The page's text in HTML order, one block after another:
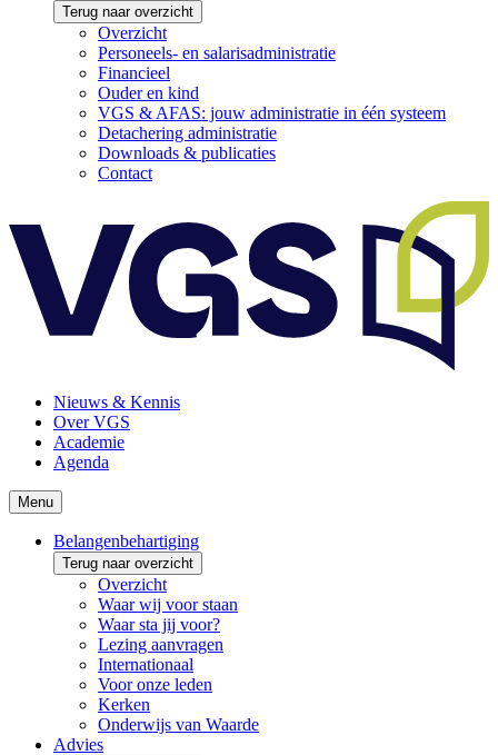
Terug naar overzicht
Overzicht
Personeels- en salarisadministratie
Financieel
Ouder en kind
VGS & AFAS: jouw administratie in één systeem
Detachering administratie
Downloads & publicaties
Contact
Nieuws & Kennis
Over VGS
Academie
Agenda
Menu
Belangenbehartiging
Terug naar overzicht
Overzicht
Waar wij voor staan
Waar sta jij voor?
Lezing aanvragen
Internationaal
Voor onze leden
Kerken
Onderwijs van Waarde
Advies